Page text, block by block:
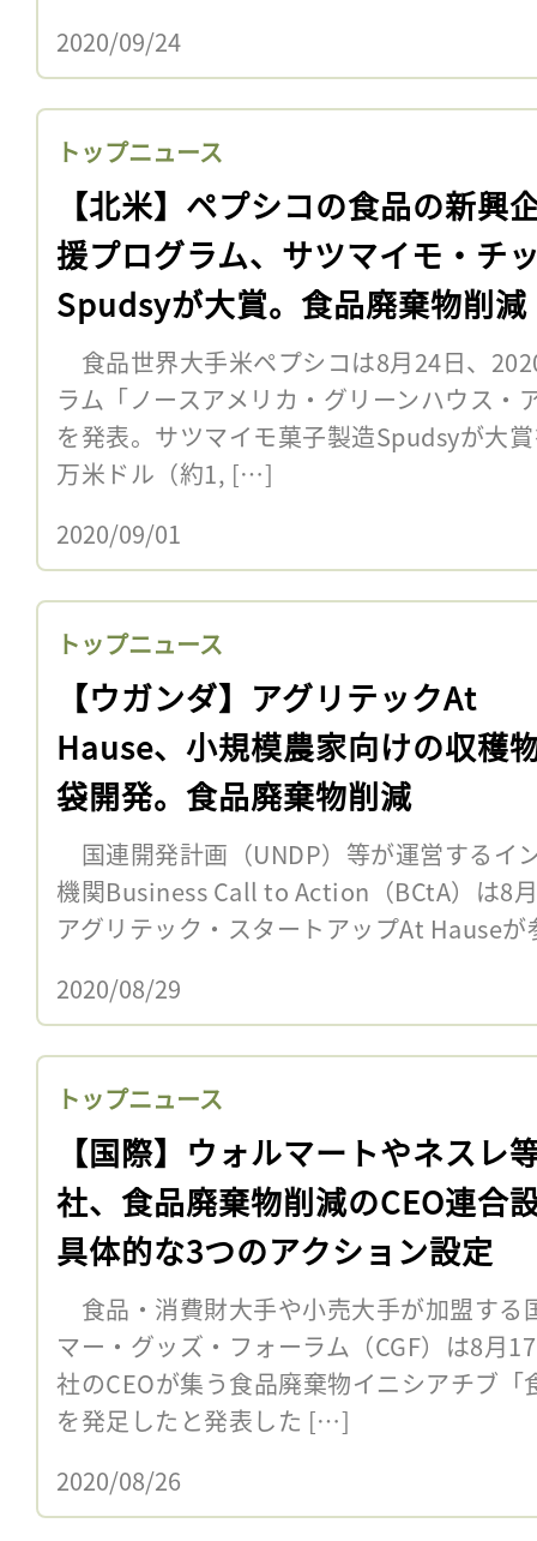
2020/09/24
トップニュース
【北米】ペプシコの食品の新興
援プログラム、サツマイモ・チ
Spudsyが大賞。食品廃棄物削減
食品世界大手米ペプシコは8月24日、
ラム「ノースアメリカ・グリーンハウス・
を発表。サツマイモ菓子製造Spudsyが大
万米ドル（約1, […]
2020/09/01
トップニュース
【ウガンダ】アグリテックAt
Hause、小規模農家向けの収穫
袋開発。食品廃棄物削減
国連開発計画（UNDP）等が運営するイ
機関Business Call to Action（BCtA）は8
アグリテック・スタートアップAt Hause
2020/08/29
トップニュース
【国際】ウォルマートやネスレ
社、食品廃棄物削減のCEO連合
具体的な3つのアクション設定
食品・消費財大手や小売大手が加盟する
マー・グッズ・フォーラム（CGF）は8月
社のCEOが集う食品廃棄物イニシアチブ
を発足したと発表した […]
2020/08/26